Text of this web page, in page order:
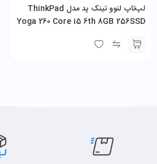
لپ‌تاپ لنوو تینک پد مدل ThinkPad
Yoga 260 Core i5 6th 8GB 256SSD